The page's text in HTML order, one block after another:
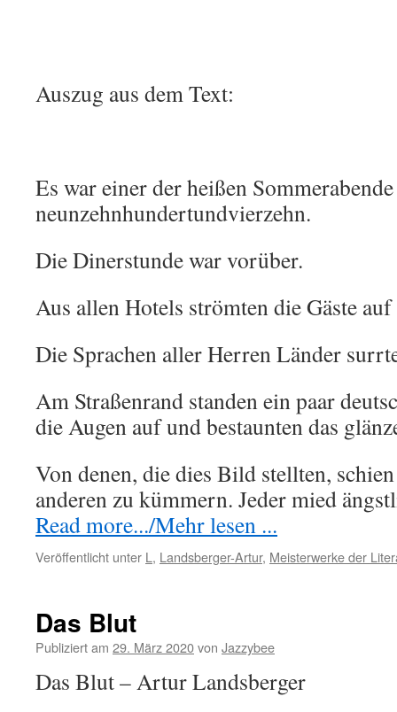
Auszug aus dem Text:
Es war einer der heißen
neunzehnhundertundvierzehn.
Die Dinerstunde war vorüber.
Aus allen Hotels strömten die Gäste
Die Sprachen aller Herren Länder
Am Straßenrand standen ein paar
die Augen auf und bestaunten das
Von denen, die dies Bild stellten,
anderen zu kümmern. Jeder mied
Read more.../Mehr lesen ...
Veröffentlicht unter L , Landsberger-Artur, Meisterwerke der
Das Blut
Publiziert am 29. März 2020von Jazzybee
Das Blut – Artur Landsberger